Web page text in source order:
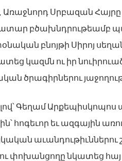
Առաջնորդ Սրբազան
բծախնդրութեամբ
բնոյթի Սիրոյ
կազմն ու իր
ծրագիրներու
Գեղամ
հոգեւոր եւ ազգային
աւանդութիւններու
փոխանցողը նկատեց հայ